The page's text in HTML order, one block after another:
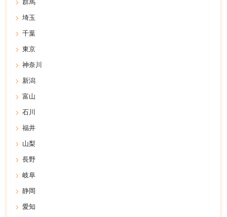
群馬
埼玉
千葉
東京
神奈川
新潟
富山
石川
福井
山梨
長野
岐阜
静岡
愛知